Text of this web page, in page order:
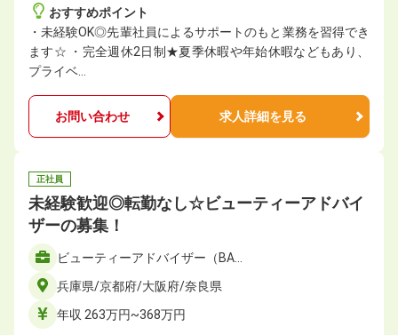
おすすめポイント
・未経験OK◎先輩社員によるサポートのもと業務を習得でき
ます☆ ・完全週休2日制★夏季休暇や年始休暇などもあり、
プライベ…
お問い合わせ 求人詳細を見る
正社員
未経験歓迎◎転勤なし☆ビューティーアドバイ
ザーの募集！
ビューティーアドバイザー（BA…
兵庫県/京都府/大阪府/奈良県
年収 263万円~368万円